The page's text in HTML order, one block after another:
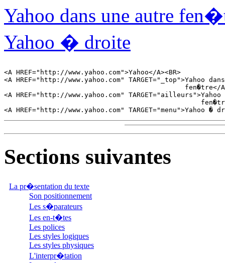
Yahoo dans une autre
Yahoo � droite
<A HREF="http://www.yahoo.com">Yahoo</A><BR>
<A HREF="http://www.yahoo.com" TARGET="_top">Yahoo
fen�tre</
<A HREF="http://www.yahoo.com"
Sections suivantes
La pr�sentation du texte
Son positionnement
Les s�parateurs
Les en-t�tes
Les polices
Les styles logiques
Les styles physiques
L'interpr�tation